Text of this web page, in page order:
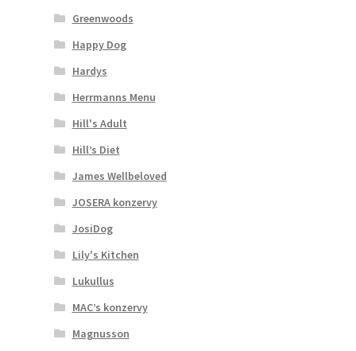
Greenwoods
Happy Dog
Hardys
Herrmanns Menu
Hill's Adult
Hill’s Diet
James Wellbeloved
JOSERA konzervy
JosiDog
Lily's Kitchen
Lukullus
MAC’s konzervy
Magnusson